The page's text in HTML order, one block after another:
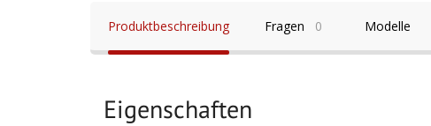
Produktbeschreibung Fragen 0 Modelle
Eigenschaften